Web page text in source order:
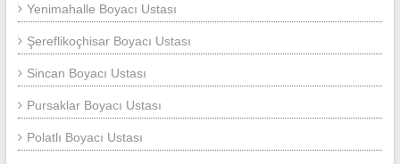
Yenimahalle Boyacı Ustası
Şereflikoçhisar Boyacı Ustası
Sincan Boyacı Ustası
Pursaklar Boyacı Ustası
Polatlı Boyacı Ustası